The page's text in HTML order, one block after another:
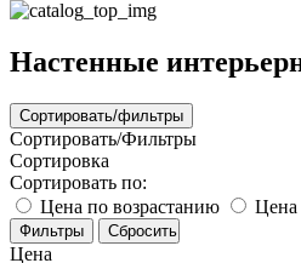
Настенные
Сортировать/фильтры
Сортировать/Фильтры
Сортировка
Сортировать по:
Цена по возрастанию
Цена